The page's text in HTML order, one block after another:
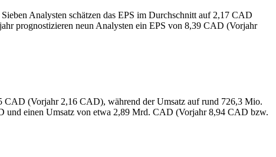
Analysten schätzen das EPS im Durchschnitt auf 2,17 CAD
prognostizieren neun Analysten ein EPS von 8,39 CAD (Vorjahr
CAD (Vorjahr 2,16 CAD), während der Umsatz auf rund 726,3 Mio.
und einen Umsatz von etwa 2,89 Mrd. CAD (Vorjahr 8,94 CAD bzw.